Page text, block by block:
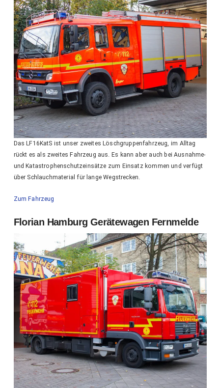
Das LF16KatS ist unser zweites Löschgruppenfahrzeug, im Alltag
rückt es als zweites Fahrzeug aus. Es kann aber auch bei Ausnahme-
und Katastrophenschutzeinsätze zum Einsatz kommen und verfügt
über Schlauchmaterial für lange Wegstrecken.
Zum Fahrzeug
Florian Hamburg Gerätewagen Fernmelde